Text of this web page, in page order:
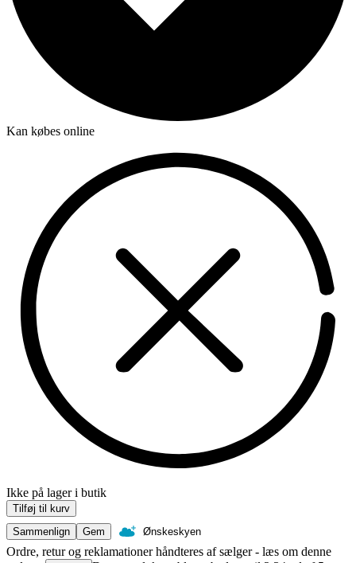
Kan købes online
Ikke på lager i butik
Tilføj til kurv
Sammenlign
Gem Ønskeskyen
Ordre, retur og reklamationer håndteres af sælger - læs om denne